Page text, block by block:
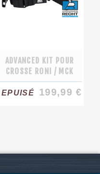
ADVANCED KIT POUR
CROSSE RONI / MCK
EPUISÉ 199,99 €